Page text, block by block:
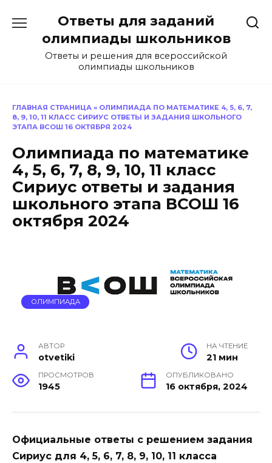
содержанию
Ответы для заданий
олимпиады школьников
Ответы и решения для всероссийской
олимпиады школьников
ГЛАВНАЯ СТРАНИЦА » ОЛИМПИАДА ПО МАТЕМАТИКЕ 4, 5, 6, 7,
8, 9, 10, 11 КЛАСС СИРИУС ОТВЕТЫ И ЗАДАНИЯ ШКОЛЬНОГО
ЭТАПА ВСОШ 16 ОКТЯБРЯ 2024
Олимпиада по математике
4, 5, 6, 7, 8, 9, 10, 11 класс
Сириус ответы и задания
школьного этапа ВСОШ 16
октября 2024
ОЛИМПИАДА
АВТОР
otvetiki
НА ЧТЕНИЕ
21 мин
ПРОСМОТРОВ
1945
ОПУБЛИКОВАНО
16 октября, 2024
Официальные ответы с решением задания
Сириус для 4, 5, 6, 7, 8, 9, 10, 11 класса